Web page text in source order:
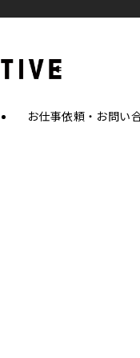
お仕事依頼・お問い